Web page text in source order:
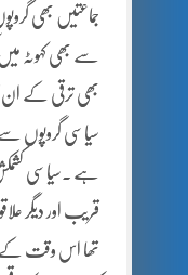
جماعتیں بھی
سے بھی کہوٹہ
بھی ترقی کے
سیاسی گروپوں
تھا اس وقت کے